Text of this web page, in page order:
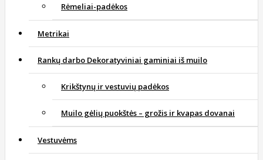
Rėmeliai-padėkos
Metrikai
Rankų darbo Dekoratyviniai gaminiai iš muilo
Krikštynų ir vestuvių padėkos
Muilo gėlių puokštės – grožis ir kvapas dovanai
Vestuvėms